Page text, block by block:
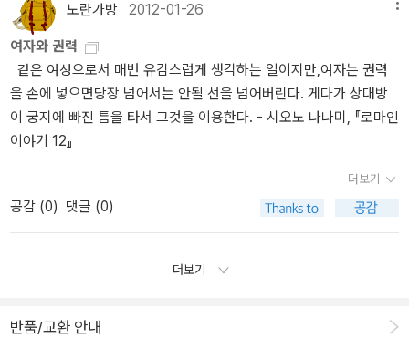
어진 이 작품 속에서 율리우스 카이사르에게 직접 할당된 분량은 낱
권으로도 두꺼운 2권에 해당한다. 로마 1,000년의 역사에서 한 개인
에게 이만한 분량이 할당된 것은 <삼국사기>에서 김유신이 차지하는
위상에 견줄만하다. 개인적으로 <로마인 이야기>에서 재밌게 읽을
수 있는 내용은 포에니 전쟁을 다룬 <로마인 이야기 2 : 한니발 전쟁>
과 율리우스 카이사르의 평전이라 할 <로마인 이야기 4 : 율리우스
카이사르(상)>과 <로마인 이야기 5: 율리우스 카이사르(하)>라 여겨
진다. 재미와는 별도로 유익한 책을 고르자면, <로마인 이야기 6 : 팍
스 로마나>, <로마인 이야기 10 : 모든 길은 로마로 통한다>로 생각
있다는 것도 아이러니라 여겨진다. <로마인 이야기>의 작품 전체의
는 분기점이 된다. 작가는 초기 로마인들이 융성할 수 있었던 원인을
노란가방 2012-01-26
여자와 권력
같은 여성으로서 매번 유감스럽게 생각하는 일이지만,여자는 권력
을 손에 넣으면당장 넘어서는 안될 선을 넘어버린다. 게다가 상대방
이 궁지에 빠진 틈을 타서 그것을 이용한다. - 시오노 나나미, 『로마인
더보기
공감 (0) 댓글 (0)
더보기
반품/교환 안내